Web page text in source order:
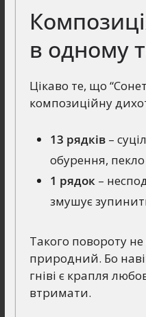
в одному
Цікаво те, що
композиційну
13 рядків–
обурення,
1 рядок–
змушує
Такого повороту не
природний. Бо
гніві є крапля
втримати.